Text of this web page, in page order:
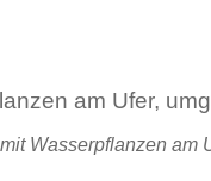
Wasserpflanzen am